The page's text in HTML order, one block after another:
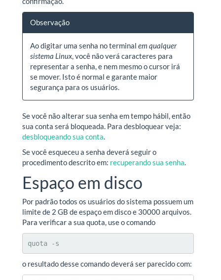
Observação
Ao digitar uma senha no terminal em qualquer
sistema Linux , você não verá caracteres para
representar a senha, e nem mesmo o cursor irá
se mover. Isto é normal e garante maior
segurança para os usuários.
Se você não alterar sua senha em tempo hábil, então
sua conta será bloqueada. Para desbloquear veja:
desbloqueando sua conta
Se você esqueceu a senha deverá seguir o
procedimento descrito em: recuperando sua senha.
Espaço em disco
Por padrão todos os usuários do sistema possuem um
limite de 2 GB de espaço em disco e 30000 arquivos.
Para verificar a sua quota, use o comando
quota -s
o resultado desse comando deverá ser parecido com: